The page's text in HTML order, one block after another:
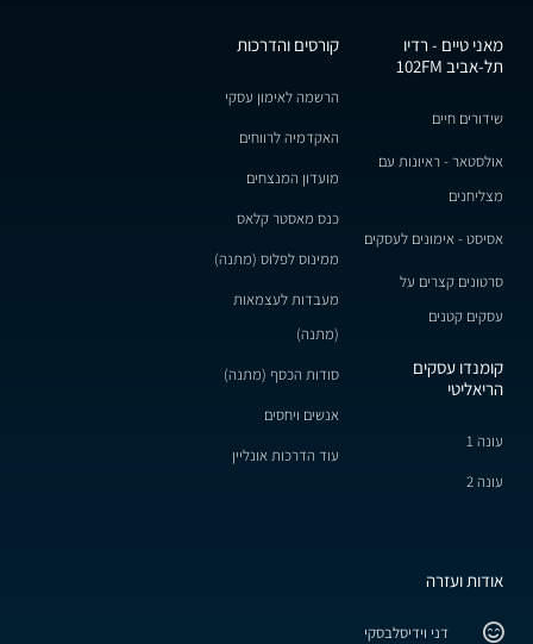
מאני טיים - רדיו
תל-אביב 102FM
שידורים חיים
אולסטאר - ראיונות עם
מצליחנים
אסיסט - אימונים לעסקים
סרטונים קצרים על
עסקים קטנים
קומנדו עסקים
הריאליטי
עונה 1
עונה 2
קורסים והדרכות
הרשמה לאימון עסקי
האקדמיה לרווחים
מועדון המנצחים
כנס מאסטר קלאס
ממינוס לפלוס (מתנה)
מעבדות לעצמאות
(מתנה)
סודות הכסף (מתנה)
אנשים ויחסים
עוד הדרכות אונליין
אודות ועזרה
דני וידיסלבסקי